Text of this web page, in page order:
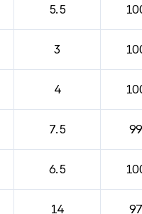
5.5
3
4
7.5
6.5
14